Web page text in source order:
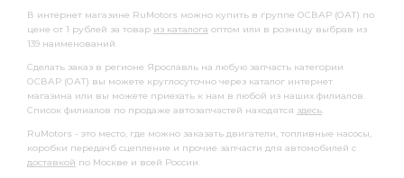
В интернет магазине RuMotors можно купить в группе ОСВАР (ОАТ) по
цене от 1 рублей за товар из каталога оптом или в розницу выбрав из
139 наименований.
Сделать заказ в регионе Ярославль на любую запчасть категории
ОСВАР (ОАТ) вы можете круглосуточно через каталог интернет
магазина или вы можете приехать к нам в любой из наших филиалов.
Список филиалов по продаже автозапчастей находятся здесь.
RuMotors - это место, где можно заказать двигатели, топливные насосы,
коробки передачб сцепление и прочие запчасти для автомобилей с
доставкой по Москве и всей России.